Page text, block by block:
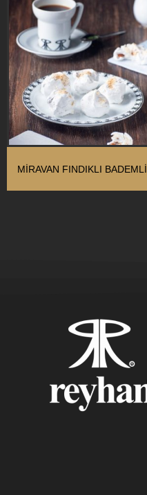
MIRAVAN FINDIKLI BADEMLI